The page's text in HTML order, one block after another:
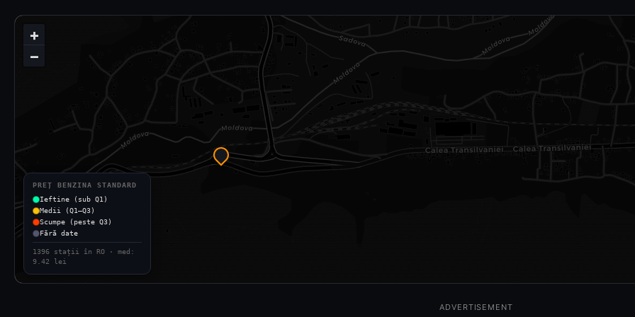
+
−
PREȚ BENZINA STANDARD
Ieftine (sub Q1)
Medii (Q1–Q3)
Scumpe (peste Q3)
Fără date
1396 stații în RO · med:
9.42 lei
ADVERTISEMENT